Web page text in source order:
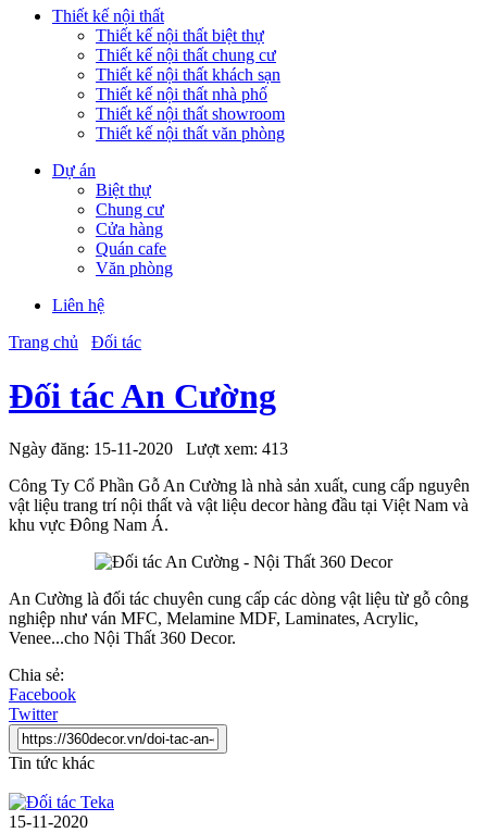
Thiết kế nội thất
Thiết kế nội thất biệt thự
Thiết kế nội thất chung cư
Thiết kế nội thất khách sạn
Thiết kế nội thất nhà phố
Thiết kế nội thất showroom
Thiết kế nội thất văn phòng
Dự án
Biệt thự
Chung cư
Cửa hàng
Quán cafe
Văn phòng
Liên hệ
Trang chủ
Đối tác
Đối tác An Cường
Ngày đăng: 15-11-2020 Lượt xem: 413
Công Ty Cổ Phần Gỗ An Cường là nhà sản xuất, cung cấp nguyên
vật liệu trang trí nội thất và vật liệu decor hàng đầu tại Việt Nam và
khu vực Đông Nam Á.
An Cường là đối tác chuyên cung cấp các dòng vật liệu từ gỗ công
nghiệp như ván MFC, Melamine MDF, Laminates, Acrylic,
Venee...cho Nội Thất 360 Decor.
Chia sẻ:
Facebook
Twitter
Tin tức khác
15-11-2020